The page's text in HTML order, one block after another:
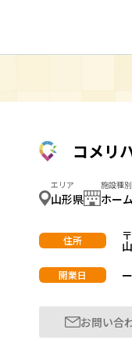
コメリ
エリア
山形県
施設種別
ホー
住所
開業日
お問い合